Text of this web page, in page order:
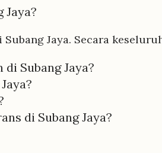
Jaya?
Jaya. Secara
Subang Jaya?
di Subang Jaya?